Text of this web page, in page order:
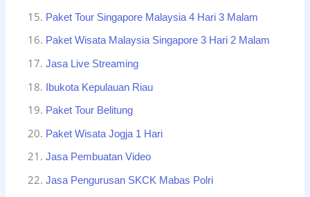
Paket Tour Singapore Malaysia 4 Hari 3 Malam
Paket Wisata Malaysia Singapore 3 Hari 2 Malam
Jasa Live Streaming
Ibukota Kepulauan Riau
Paket Tour Belitung
Paket Wisata Jogja 1 Hari
Jasa Pembuatan Video
Jasa Pengurusan SKCK Mabas Polri